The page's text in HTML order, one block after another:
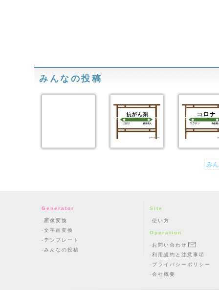
みんなの投稿
み
Generator
画像変換
文字画変換
テンプレート
みんなの投稿
Site
使い方
Operation
お問い合わせ
利用規約と注意事項
プライバシーポリシー
会社概要